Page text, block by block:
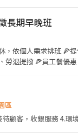
長期早晚班
，依個人需求排班 🍕
場》： ✅餐點備製 ✅食材備料 ✅進貨盤點 ✅環境清潔
區
顧客，收銀服務 4.環